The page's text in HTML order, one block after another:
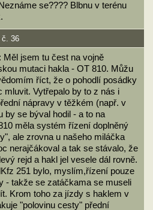
se???? Blbnu v terénu
č. 36
Měl jsem tu čest na vojně
mutaci hakla - OT 810. Můžu
říct, že o pohodlí posádky
mluvit. Vytřepalo by to z nás i
nápravy v těžkém (např. v
by se býval hodil - a to na
měla systém řízení doplněný
ale zrovna u našeho miláčka
nerajčákoval a tak se stávalo, že
rejd a hakl jel vesele dál rovně.
251 bylo, myslím,řízení pouze
- takže se zatáčkama se museli
Krom toho za jízdy s haklem v
"polovinu cesty" přední